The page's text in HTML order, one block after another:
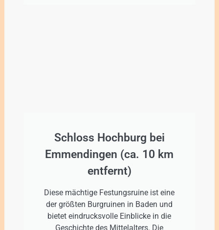
Schloss Hochburg bei
Emmendingen (ca. 10 km
entfernt)
Diese mächtige Festungsruine ist eine
der größten Burgruinen in Baden und
bietet eindrucksvolle Einblicke in die
Geschichte des Mittelalters. Die